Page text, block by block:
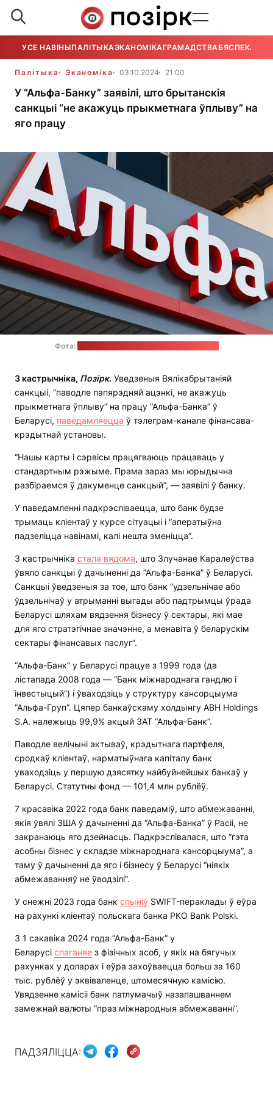
УСЕ НАВІНЫПАЛІТЫКАЭКАНОМІКАГРАМАДСТВАБЯСПЕКА
Палітыка Эканоміка 03.10.2024 21:00
У “Альфа-Банку” заявілі, што брытанскія
санкцыі “не акажуць прыкметнага ўплыву” на
яго працу
Фота:
3 кастрычніка, Позірк. Уведзеныя Вялікабрытаніяй
санкцыі, “паводле папярэдняй ацэнкі, не акажуць
прыкметнага ўплыву” на працу “Альфа-Банка” ў
Беларусі, паведамляецца ў тэлеграм-канале фінансава-
крэдытнай установы.
“Нашы карты і сэрвісы працягваюць працаваць у
стандартным рэжыме. Прама зараз мы юрыдычна
разбіраемся ў дакуменце санкцый”, — заявілі ў банку.
У паведамленні падкрэсліваецца, што банк будзе
трымаць кліентаў у курсе сітуацыі і “аператыўна
падзеліцца навінамі, калі нешта зменіцца”.
3 кастрычніка стала вядома, што Злучанае Каралеўства
ўвяло санкцыі ў дачыненні да “Альфа-Банка” ў Беларусі.
Санкцыі ўведзеныя за тое, што банк “удзельнічае або
ўдзельнічаў у атрыманні выгады або падтрымцы ўрада
Беларусі шляхам вядзення бізнесу ў сектары, які мае
для яго стратэгічнае значэнне, а менавіта ў беларускім
сектары фінансавых паслуг”.
“Альфа-Банк” у Беларусі працуе з 1999 года (да
лістапада 2008 года — “Банк міжнароднага гандлю і
інвестыцый”) і ўваходзіць у структуру кансорцыума
“Альфа-Груп”. Цяпер банкаўскаму холдынгу АBH Holdings
S.A. належыць 99,9% акцый ЗАТ “Альфа-Банк”.
Паводле велічыні актываў, крэдытнага партфеля,
сродкаў кліентаў, нарматыўнага капіталу банк
уваходзіць у першую дзясятку найбуйнейшых банкаў у
Беларусі. Статутны фонд — 101,4 млн рублёў.
7 красавіка 2022 года банк паведаміў, што абмежаванні,
якія ўвялі ЗША ў дачыненні да “Альфа-Банка” ў Расіі, не
закранаюць яго дзейнасць. Падкрэслівалася, што “гэта
асобны бізнес у складзе міжнароднага кансорцыума”, а
таму ў дачыненні да яго і бізнесу ў Беларусі “ніякіх
абмежаванняў не ўводзілі”.
У снежні 2023 года банк спыніў SWIFT-пераклады ў еўра
на рахункі кліентаў польскага банка PKO Bank Polski.
З 1 сакавіка 2024 года “Альфа-Банк” у
Беларусі спаганяе з фізічных асоб, у якіх на бягучых
рахунках у доларах і еўра захоўваецца больш за 160
тыс. рублёў у эквіваленце, штомесячную камісію.
Увядзенне камісіі банк патлумачыў назапашваннем
замежнай валюты “праз міжнародныя абмежаванні”.
ПАДЗЯЛІЦЦА: